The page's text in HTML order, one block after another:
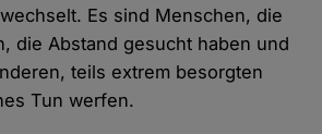
Es sind Menschen, die
die Abstand gesucht haben und
teils extrem besorgten
Tun werfen.